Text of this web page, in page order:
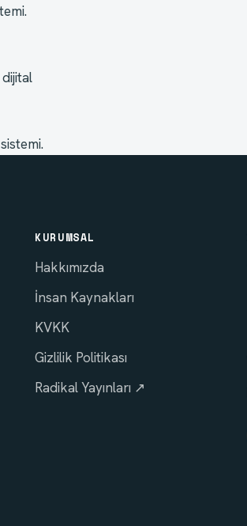
KURUMSAL
Hakkımızda
İnsan Kaynakları
KVKK
Gizlilik Politikası
Radikal Yayınları ↗